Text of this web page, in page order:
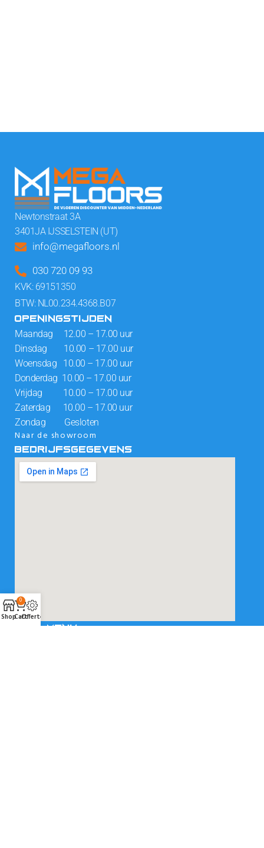
Newtonstraat 3A
3401JA IJSSELSTEIN (UT)
info@megafloors.nl
030 720 09 93
KVK: 69151350
BTW: NL00.234.4368.B07
OPENINGSTIJDEN
Maandag 12.00 – 17.00 uur
Dinsdag 10.00 – 17.00 uur
Woensdag 10.00 – 17.00 uur
Donderdag 10.00 – 17.00 uur
Vrijdag 10.00 – 17.00 uur
Zaterdag 10.00 – 17.00 uur
Zondag Gesloten
Naar de showroom
BEDRIJFSGEGEVENS
SNEL MENU
Shop
0
CartOfferte